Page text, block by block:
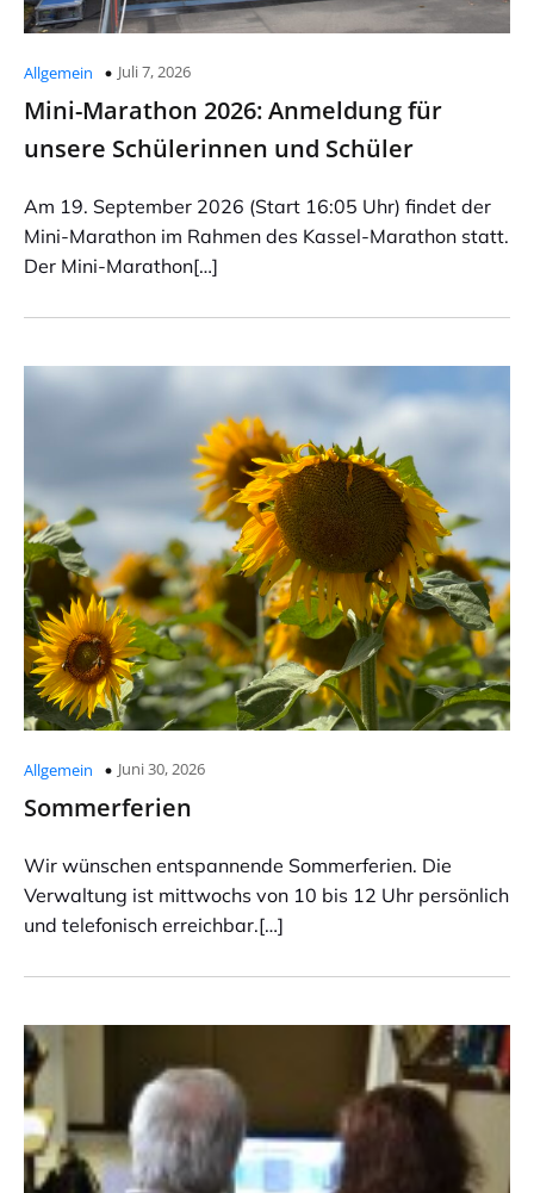
Allgemein Juli 7, 2026
Mini-Marathon 2026: Anmeldung für
unsere Schülerinnen und Schüler
Am 19. September 2026 (Start 16:05 Uhr) findet der
Mini-Marathon im Rahmen des Kassel-Marathon statt.
Der Mini-Marathon[…]
Allgemein Juni 30, 2026
Sommerferien
Wir wünschen entspannende Sommerferien. Die
Verwaltung ist mittwochs von 10 bis 12 Uhr persönlich
und telefonisch erreichbar.[…]